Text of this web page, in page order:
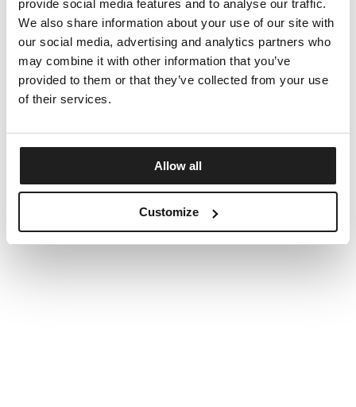
provide social media features and to analyse our traffic.
We also share information about your use of our site with
our social media, advertising and analytics partners who
may combine it with other information that you’ve
provided to them or that they’ve collected from your use
of their services.
Allow all
Customize